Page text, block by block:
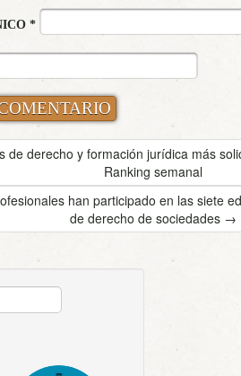
*
de derecho y formación jurídica más
Ranking semanal
han participado en las siete
de derecho de sociedades →